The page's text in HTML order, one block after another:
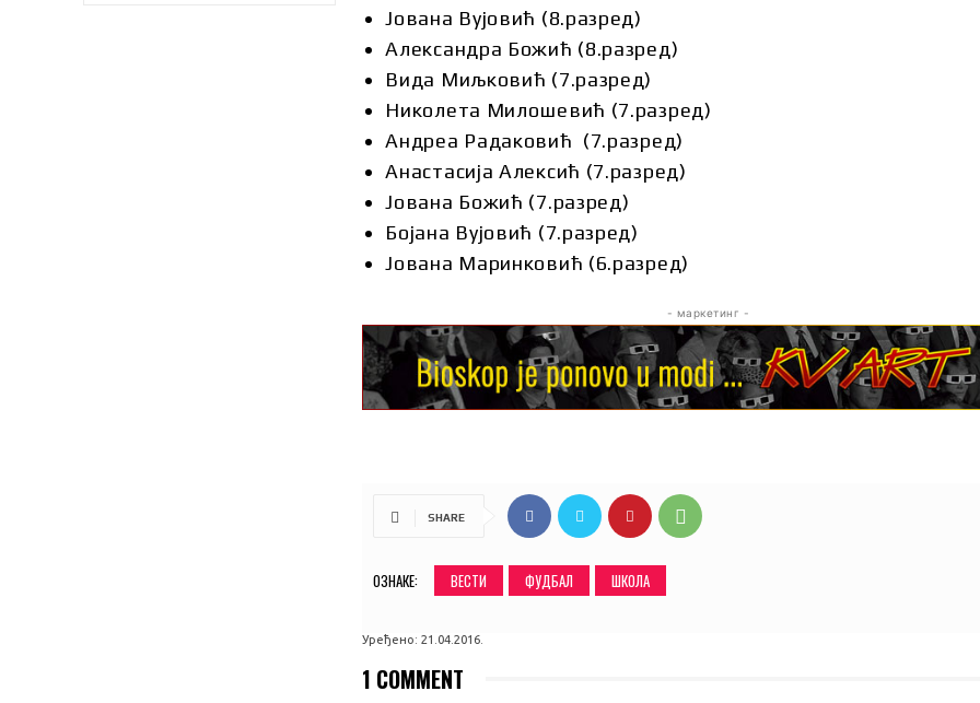
Јована Вујовић (8.разред)
Александра Божић (8.разред)
Вида Миљковић (7.разред)
Николета Милошевић (7.разред)
Андреа Радаковић (7.разред)
Анастасија Алексић (7.разред)
Јована Божић (7.разред)
Бојана Вујовић (7.разред)
Јована Маринковић (6.разред)
- маркетинг -
SHARE
ОЗНАКЕ: ВЕСТИ ФУДБАЛ ШКОЛА
Уређено: 21.04.2016.
1 COMMENT